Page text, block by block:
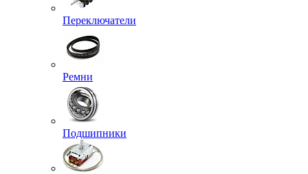
Переключатели
Ремни
Подшипники